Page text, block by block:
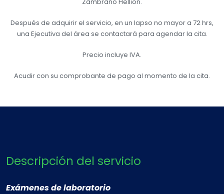
Después de adquirir el servicio, en un lapso no mayor a 72 hrs,
una Ejecutiva del área se contactará para agendar la cita.
Precio incluye IVA.
Acudir con su comprobante de pago al momento de la cita.
Descripción del servicio
Exámenes de laboratorio